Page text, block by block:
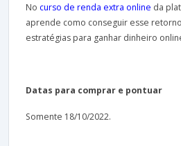
No curso de renda extra online da
aprende como conseguir esse
estratégias para ganhar dinheiro
Datas para comprar e pontuar
Somente 18/10/2022.